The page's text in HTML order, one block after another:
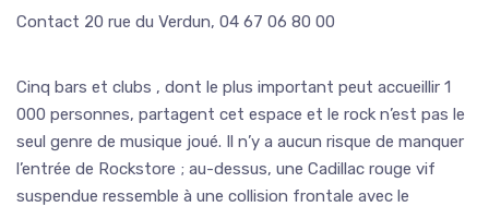
Contact 20 rue du Verdun, 04 67 06 80 00
Cinq bars et clubs , dont le plus important peut accueillir 1
000 personnes, partagent cet espace et le rock n’est pas le
seul genre de musique joué. Il n’y a aucun risque de manquer
l’entrée de Rockstore ; au-dessus, une Cadillac rouge vif
suspendue ressemble à une collision frontale avec le